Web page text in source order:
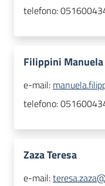
telefono:
Filippini Manuela
e-mail:
telefono:
Zaza Teresa
e-mail: